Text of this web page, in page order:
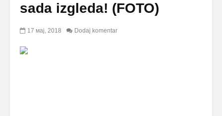
sada izgleda! (FOTO)
17 мај, 2018 Dodaj komentar